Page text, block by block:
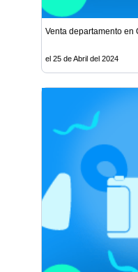
Venta departamento en
el 25 de Abril del 2024